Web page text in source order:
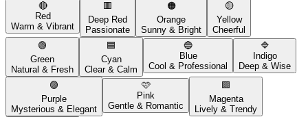
🔴
Red
Warm & Vibrant
🟥
Deep Red
Passionate
🟠
Orange
Sunny & Bright
🟡
Yellow
Cheerful
🟢
Green
Natural & Fresh
🟦
Cyan
Clear & Calm
🔵
Blue
Cool & Professional
🔷
Indigo
Deep & Wise
🟣
Purple
Mysterious & Elegant
🩷
Pink
Gentle & Romantic
🟪
Magenta
Lively & Trendy